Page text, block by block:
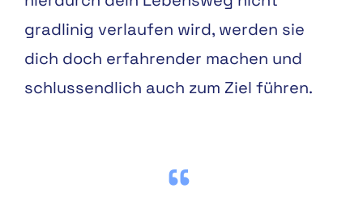
gradlinig verlaufen wird, werden sie
dich doch erfahrender machen und
schlussendlich auch zum Ziel führen.